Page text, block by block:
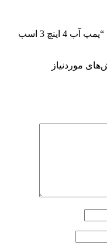
اولین کسی باشید که دیدگاهی می نویسد “پمپ آب 4 اینچ 3 اسب
موردنیاز